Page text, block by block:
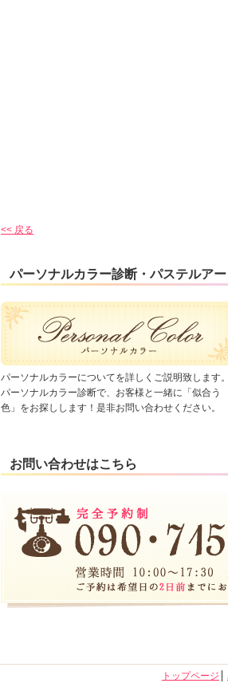
<< 戻る
パーソナルカラー診断・パステルア
パーソナルカラーについてを詳しくご説明致します。
パーソナルカラー診断で、お客様と一緒に「似合う
色」をお探しします！是非お問い合わせください。
お問い合わせはこちら
トップページ